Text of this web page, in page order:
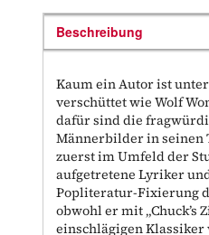
Beschreibung
Kaum ein Autor ist
verschüttet wie Wolf
dafür sind die
Männerbilder in seinen
zuerst im Umfeld der
aufgetretene Lyriker
Popliteratur-Fixierung
obwohl er mit „Chuck’s
einschlägigen Klassiker